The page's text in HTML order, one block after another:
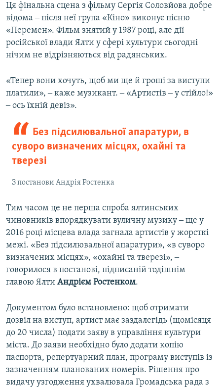
Ця фінальна сцена з фільму Сергія Соловйова добре
відома ‒ після неї група «Кіно» виконує пісню
«Перемен». Фільм знятий у 1987 році, але дії
російської влади Ялти у сфері культури сьогодні
нічим не відрізняються від радянських.
«Тепер вони хочуть, щоб ми ще й гроші за виступи
платили», ‒ каже музикант. ‒ «Артистів ‒ у стійло!»
‒ ось їхній девіз».
Без підсилювальної апаратури, в
суворо визначених місцях, охайні та
тверезі
З постанови Андрія Ростенка
Тим часом це не перша спроба ялтинських
чиновників впорядкувати вуличну музику ‒ ще у
2016 році місцева влада загнала артистів у жорсткі
межі. «Без підсилювальної апаратури», «в суворо
визначених місцях», «охайні та тверезі», ‒
говорилося в постанові, підписаній тодішнім
главою Ялти Андрієм Ростенком.
Документом було встановлено: щоб отримати
дозвіл на виступ, артист має заздалегідь (щомісяця
до 20 числа) подати заяву в управління культури
міста. До заяви необхідно було додати копію
паспорта, репертуарний план, програму виступів із
зазначенням планованих номерів. Рішення про
видачу узгодження ухвалювала Громадська рада з